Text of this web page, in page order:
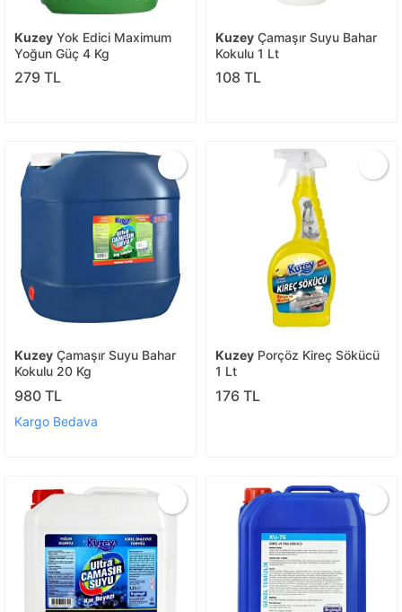
Kuzey Yok Edici Maximum
Yoğun Güç 4 Kg
279 TL
Kuzey Çamaşır Suyu Bahar
Kokulu 1 Lt
108 TL
Kuzey Çamaşır Suyu Bahar
Kokulu 20 Kg
980 TL
Kargo Bedava
Kuzey Porçöz Kireç Sökücü
1 Lt
176 TL